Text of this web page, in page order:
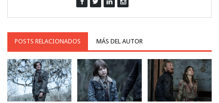
POSTS RELACIONADOS MÁS DEL AUTOR